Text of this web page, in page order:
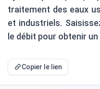
traitement des eaux
et industriels.
le débit pour obtenir
Copier le lien